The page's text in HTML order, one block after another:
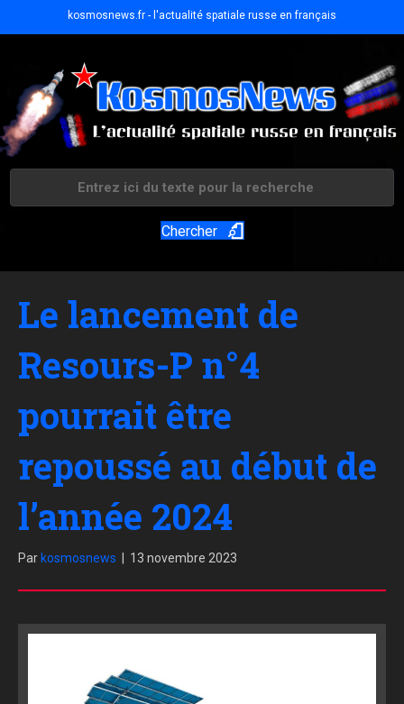
kosmosnews.fr - l'actualité spatiale russe en français
Chercher
Le lancement de
Resours-P n°4
pourrait être
repoussé au début de
l’année 2024
Par kosmosnews 13 novembre 2023